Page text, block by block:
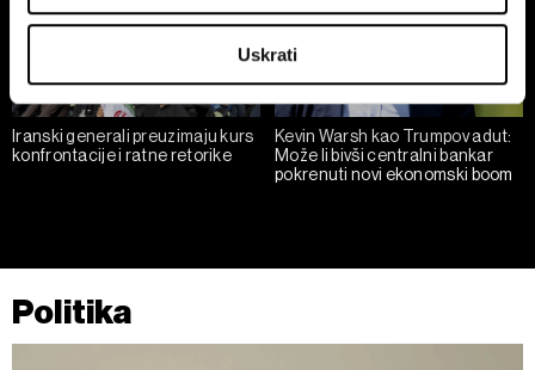
Identify your device by actively scanning it for
specific characteristics (fingerprinting)
Find out more about how your personal data is processed
and set your preferences in the details section
Zajednički voditelji obrade su HD-WIN ARENA SPORT
ažurirati klikom na „Prikaži detalje“. Privolu možete u bilo
kojem trenutku povući bez negativnih posljedica.
Uskrati
Iranski generali preuzimaju kurs
konfrontacije i ratne retorike
Kevin Warsh kao Trumpov adut:
Može li bivši centralni bankar
pokrenuti novi ekonomski boom
Politika